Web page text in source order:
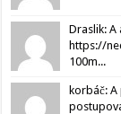
Draslik: A
https://
100m...
korbáč: